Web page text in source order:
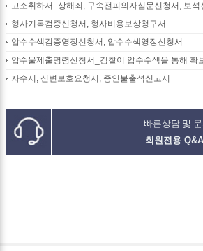
고소취하서_상해죄, 구속전피의자심문신청서, 보
형사기록검증신청서, 형사비용보상청구서
압수수색검증영장신청서, 압수수색영장신청서
압수물제출명령신청서_검찰이 압수수색을 통해 확
자수서, 신변보호요청서, 증인불출석신고서
빠른상담 및
회원전용